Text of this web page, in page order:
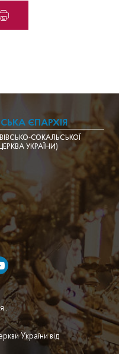
ЄПАРХІЯ
СОКАЛЬСЬКОЇ
УКРАЇНИ)
.
України від